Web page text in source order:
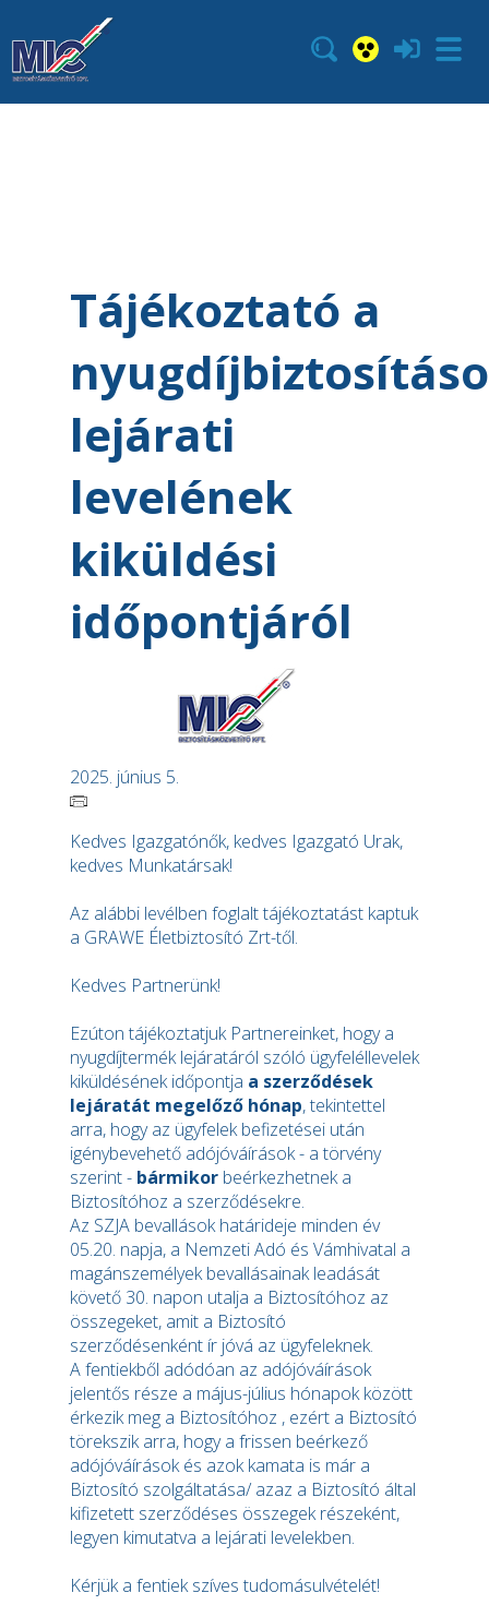
Tájékoztató a
lejárati
levelének
kiküldési
időpontjáról
2025. június 5.
Kedves Igazgatónők, kedves Igazgató Urak,
kedves Munkatársak!
Az alábbi levélben foglalt tájékoztatást kaptuk
a GRAWE Életbiztosító Zrt-től.
Kedves Partnerünk!
Ezúton tájékoztatjuk Partnereinket, hogy a
nyugdíjtermék lejáratáról szóló ügyfeléllevelek
kiküldésének időpontja a szerződések
lejáratát megelőző hónap, tekintettel
arra, hogy az ügyfelek befizetései után
igénybevehető adójóváírások - a törvény
szerint - bármikor beérkezhetnek a
Biztosítóhoz a szerződésekre.
Az SZJA bevallások határideje minden év
05.20. napja, a Nemzeti Adó és Vámhivatal a
magánszemélyek bevallásainak leadását
követő 30. napon utalja a Biztosítóhoz az
összegeket, amit a Biztosító
szerződésenként ír jóvá az ügyfeleknek.
A fentiekből adódóan az adójóváírások
jelentős része a május-július hónapok között
érkezik meg a Biztosítóhoz , ezért a Biztosító
törekszik arra, hogy a frissen beérkező
adójóváírások és azok kamata is már a
Biztosító szolgáltatása/ azaz a Biztosító által
kifizetett szerződéses összegek részeként,
legyen kimutatva a lejárati levelekben.
Kérjük a fentiek szíves tudomásulvételét!